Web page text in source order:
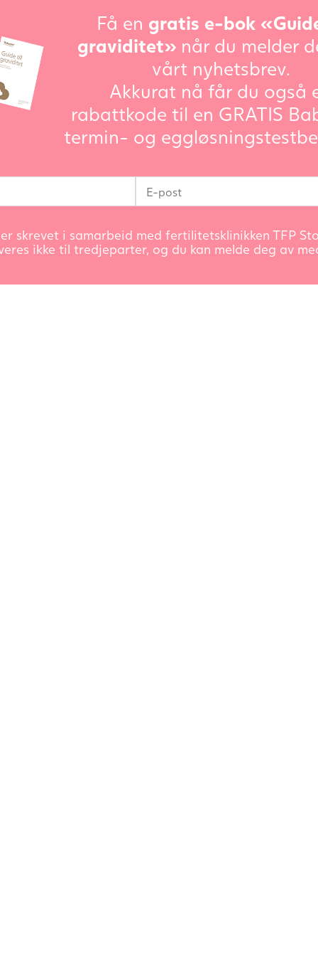
Få en gratis e-bok
graviditet» når du melder
vårt nyhetsbrev.
Akkurat nå får du også
rabattkode til en GRATIS
termin- og
skrevet i samarbeid med fertilitetsklinikken TFP
ikke til tredjeparter, og du kan melde deg av